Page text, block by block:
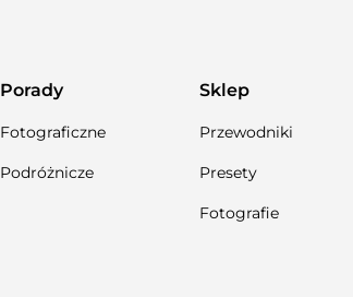
Porady
Fotograficzne
Podróżnicze
Sklep
Przewodniki
Presety
Fotografie